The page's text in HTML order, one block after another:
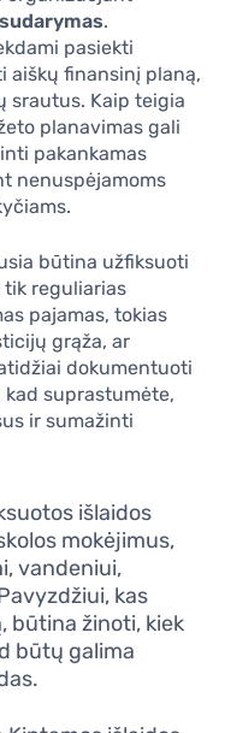
.
pasiekti
aiškų finansinį planą,
srautus. Kaip teigia
planavimas gali
pakankamas
nenuspėjamoms
būtina užfiksuoti
tik reguliarias
pajamas, tokias
grąža, ar
dokumentuoti
suprastumėte,
ir sumažinti
išlaidos
mokėjimus,
vandeniui,
kas
būtina žinoti, kiek
būtų galima